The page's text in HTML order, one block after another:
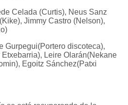
Celada (Curtis), Neus Sanz
Jimmy Castro (Nelson),
Gurpegui(Portero discoteca),
Leire Olarán(Nekane
Egoitz Sánchez(Patxi